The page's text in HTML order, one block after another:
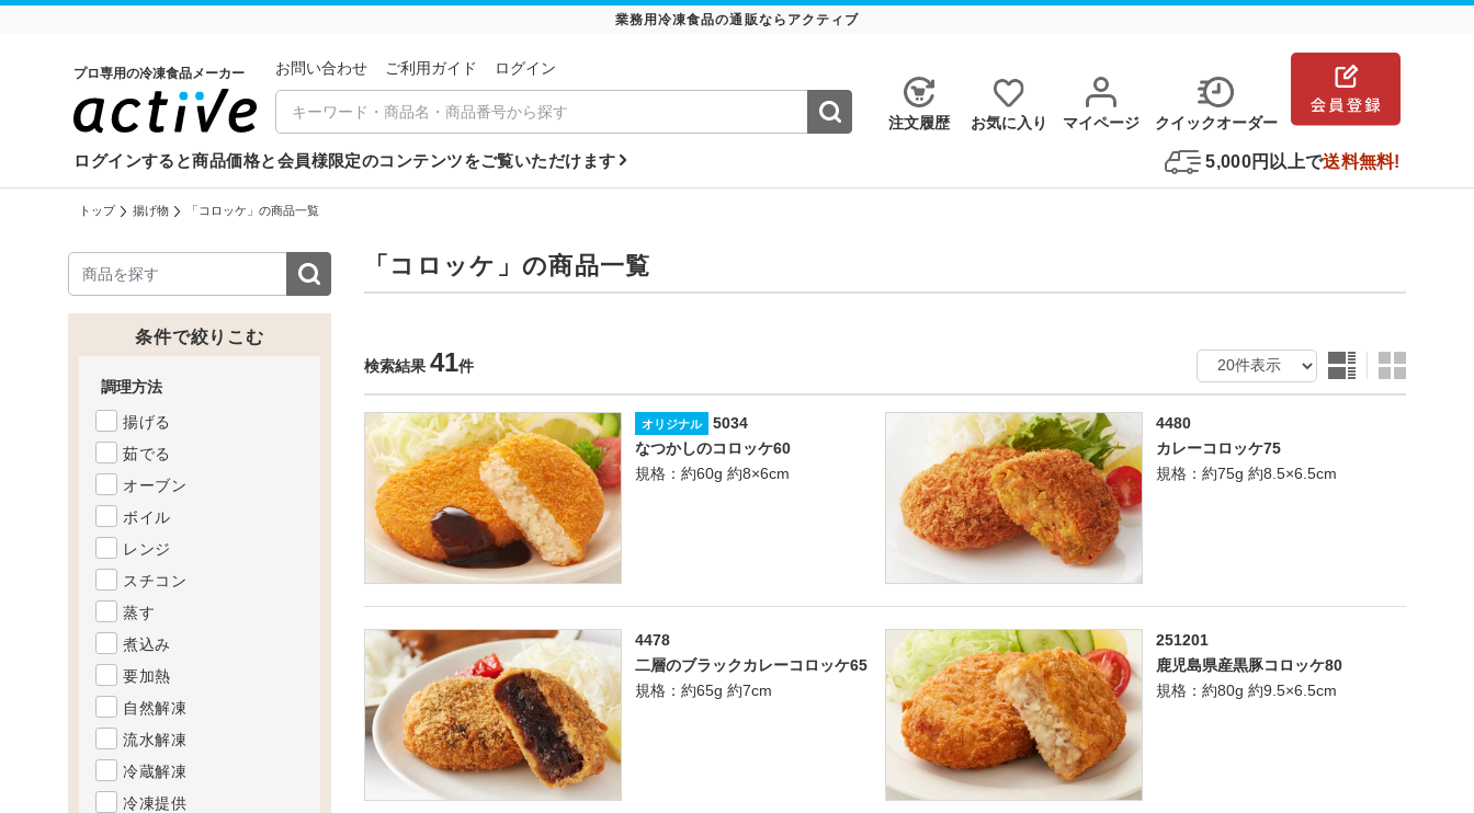
業務用冷凍食品の通販ならアクティブ
プロ専用の冷凍食品メーカー お問い合わせ ご利⽤ガイド ログイン
注⽂履歴 お気に⼊り マイページ クイックオーダー
ログインすると商品価格と会員様限定のコンテンツをご覧いただけます 5,000円以上で送料無料!
トップ 揚げ物 「コロッケ」の商品一覧
条件で絞りこむ
調理方法
揚げる
茹でる
オーブン
ボイル
レンジ
スチコン
蒸す
煮込み
要加熱
自然解凍
流水解凍
冷蔵解凍
冷凍提供
「コロッケ」の商品一覧
検索結果 41件
オリジナル
5034
なつかしのコロッケ60
規格：約60g 約8×6cm
4480
カレーコロッケ75
規格：約75g 約8.5×6.5cm
4478
二層のブラックカレーコロッケ65
規格：約65g 約7cm
251201
鹿児島県産黒豚コロッケ80
規格：約80g 約9.5×6.5cm